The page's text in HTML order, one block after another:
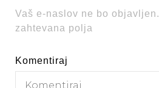
Vaš e-naslov ne bo objavljen.
zahtevana polja
Komentiraj